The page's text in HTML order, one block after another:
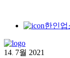
한인업
14. 7월 2021